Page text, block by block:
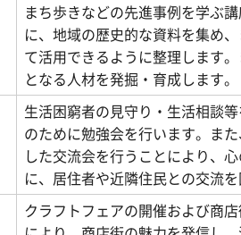
まち歩きなどの先進事例を学ぶ
に、地域の歴史的な資料を集め
て活用できるように整理します
となる人材を発掘・育成します。
生活困窮者の見守り・生活相談
のために勉強会を行います。ま
した交流会を行うことにより、
に、居住者や近隣住民との交流を
クラフトフェアの開催および商